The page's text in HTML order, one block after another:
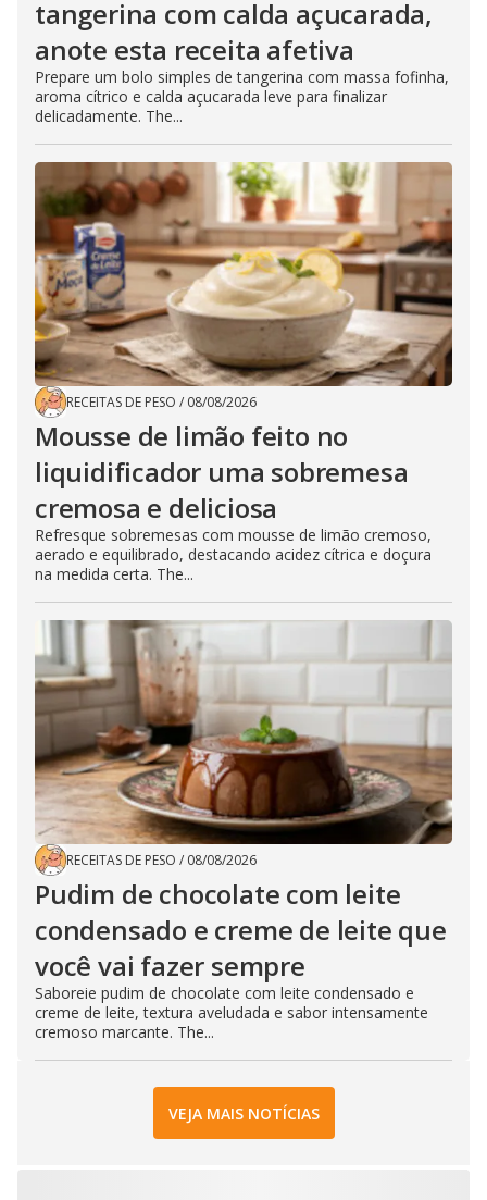
tangerina com calda açucarada,
anote esta receita afetiva
Prepare um bolo simples de tangerina com massa fofinha,
aroma cítrico e calda açucarada leve para finalizar
delicadamente. The...
RECEITAS DE PESO / 08/08/2026
Mousse de limão feito no
liquidificador uma sobremesa
cremosa e deliciosa
Refresque sobremesas com mousse de limão cremoso,
aerado e equilibrado, destacando acidez cítrica e doçura
na medida certa. The...
RECEITAS DE PESO / 08/08/2026
Pudim de chocolate com leite
condensado e creme de leite que
você vai fazer sempre
Saboreie pudim de chocolate com leite condensado e
creme de leite, textura aveludada e sabor intensamente
cremoso marcante. The...
VEJA MAIS NOTÍCIAS